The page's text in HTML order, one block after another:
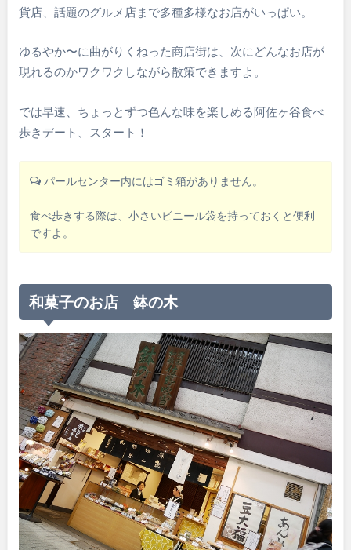
貨店、話題のグルメ店まで多種多様なお店がいっぱい。
ゆるやか〜に曲がりくねった商店街は、次にどんなお店が
現れるのかワクワクしながら散策できますよ。
では早速、ちょっとずつ色んな味を楽しめる阿佐ヶ谷食べ
歩きデート、スタート！
パールセンター内にはゴミ箱がありません。
食べ歩きする際は、小さいビニール袋を持っておくと便利
ですよ。
和菓子のお店 鉢の木